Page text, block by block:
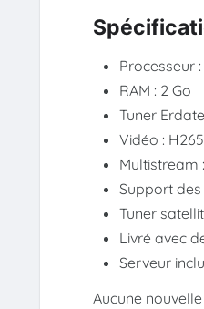
Processeur
RAM : 2 Go
Tuner
Vidéo :
Multistream
Support
Tuner
Livré avec
Serveur
Aucune